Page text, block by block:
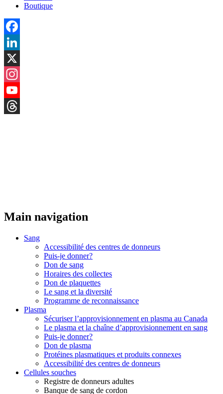
Boutique
Facebook
LinkedIn
X
Instagram
YouTube
Main navigation
Sang
Accessibilité des centres de donneurs
Puis-je donner?
Don de sang
Horaires des collectes
Don de plaquettes
Le sang et la diversité
Programme de reconnaissance
Plasma
Sécuriser l’approvisionnement en plasma au Canada
Le plasma et la chaîne d’approvisionnement en sang
Puis-je donner?
Don de plasma
Protéines plasmatiques et produits connexes
Accessibilité des centres de donneurs
Cellules souches
Registre de donneurs adultes
Banque de sang de cordon